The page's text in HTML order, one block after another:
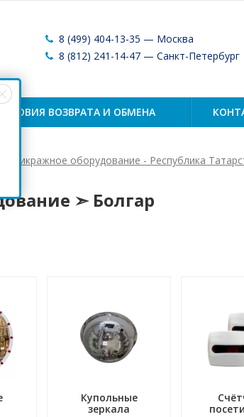
8 (499) 404-13-35 — Москва
8 (812) 241-14-47 — Санкт-Петербург
УСЛОВИЯ ВОЗВРАТА И ОБМЕНА
Антикражное оборудование - Республика
➣ Болгар
Купольные
зеркала